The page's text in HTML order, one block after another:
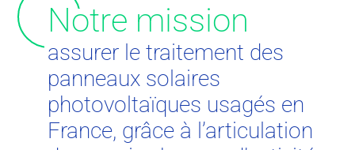
Notre mission
assurer le traitement des
panneaux solaires
photovoltaïques usagés en
France, grâce à l’articulation